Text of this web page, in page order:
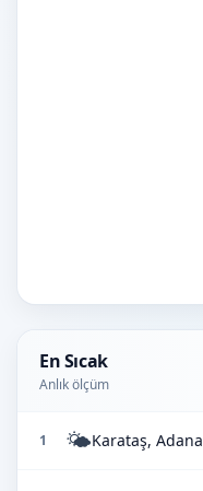
En Sıcak
Anlık ölçüm
1 🌤️Karataş, Adana